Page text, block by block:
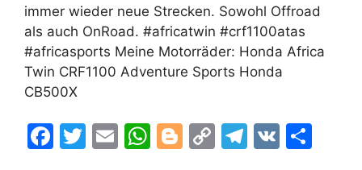
immer wieder neue Strecken. Sowohl Offroad
als auch OnRoad. #africatwin #crf1100atas
#africasports Meine Motorräder: Honda Africa
Twin CRF1100 Adventure Sports Honda
CB500X
F
T
E
W Bl C
T
V